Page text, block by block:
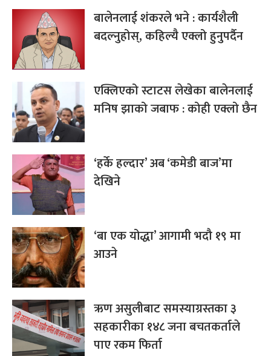
बालेनलाई शंकरले भने : कार्यशैली
बदल्नुहोस्, कहिल्यै एक्लो हुनुपर्दैन
एक्लिएको स्टाटस लेखेका बालेनलाई
मनिष झाको जबाफ : कोही एक्लो छैन
‘हर्के हल्दार’ अब ‘कमेडी बाज’मा
देखिने
‘बा एक योद्धा’ आगामी भदौ १९ मा
आउने
ऋण असुलीबाट समस्याग्रस्तका ३
सहकारीका १४८ जना बचतकर्ताले
पाए रकम फिर्ता